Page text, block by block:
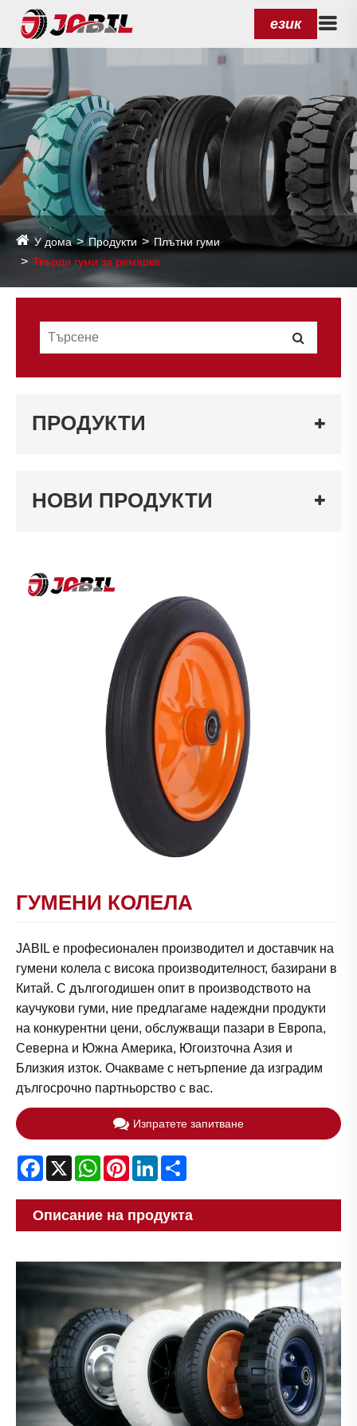
език
У дома Продукти
Плътни гуми
Твърди гуми за ремарке
ПРОДУКТИ
НОВИ ПРОДУКТИ
ГУМЕНИ КОЛЕЛА
JABIL е професионален производител и доставчик на
гумени колела с висока производителност, базирани в
Китай. С дългогодишен опит в производството на
каучукови гуми, ние предлагаме надеждни продукти
на конкурентни цени, обслужващи пазари в Европа,
Северна и Южна Америка, Югоизточна Азия и
Близкия изток. Очакваме с нетърпение да изградим
дългосрочно партньорство с вас.
Изпратете запитване
Facebook
X WhatsApp
PinterestLinkedIn
Описание на продукта